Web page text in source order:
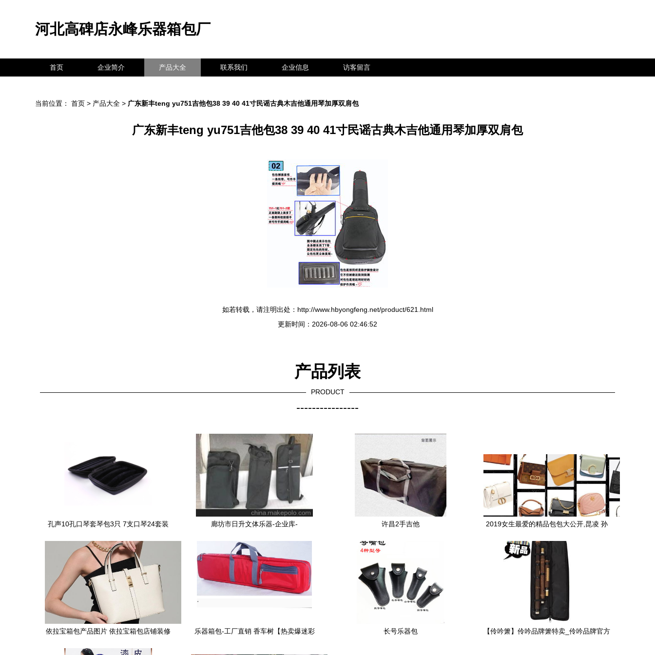
河北高碑店永峰乐器箱包厂
首页 企业简介 产品大全 联系我们 企业信息 访客留言
当前位置： 首页 > 产品大全 > 广东新丰teng yu751吉他包38 39 40 41寸民谣古典木吉他通用琴加厚双肩包
广东新丰teng yu751吉他包38 39 40 41寸民谣古典木吉他通用琴加厚双肩包
如若转载，请注明出处：http://www.hbyongfeng.net/product/621.html
更新时间：2026-08-06 02:46:52
产品列表
PRODUCT
----------------
孔声10孔口琴套琴包3只 7支口琴24套装
【7支装】
廊坊市日升文体乐器-企业库- 许昌2手吉他
2019女生最爱的精品包包大公开,昆凌 孙
依拉宝箱包产品图片 依拉宝箱包店铺装修
乐器箱包-工厂直销 香车树【热卖爆迷彩
长号乐器包
【伶吟箫】伶吟品牌箫特卖_伶吟品牌官方